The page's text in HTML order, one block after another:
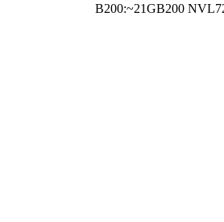
B200:~21GB200